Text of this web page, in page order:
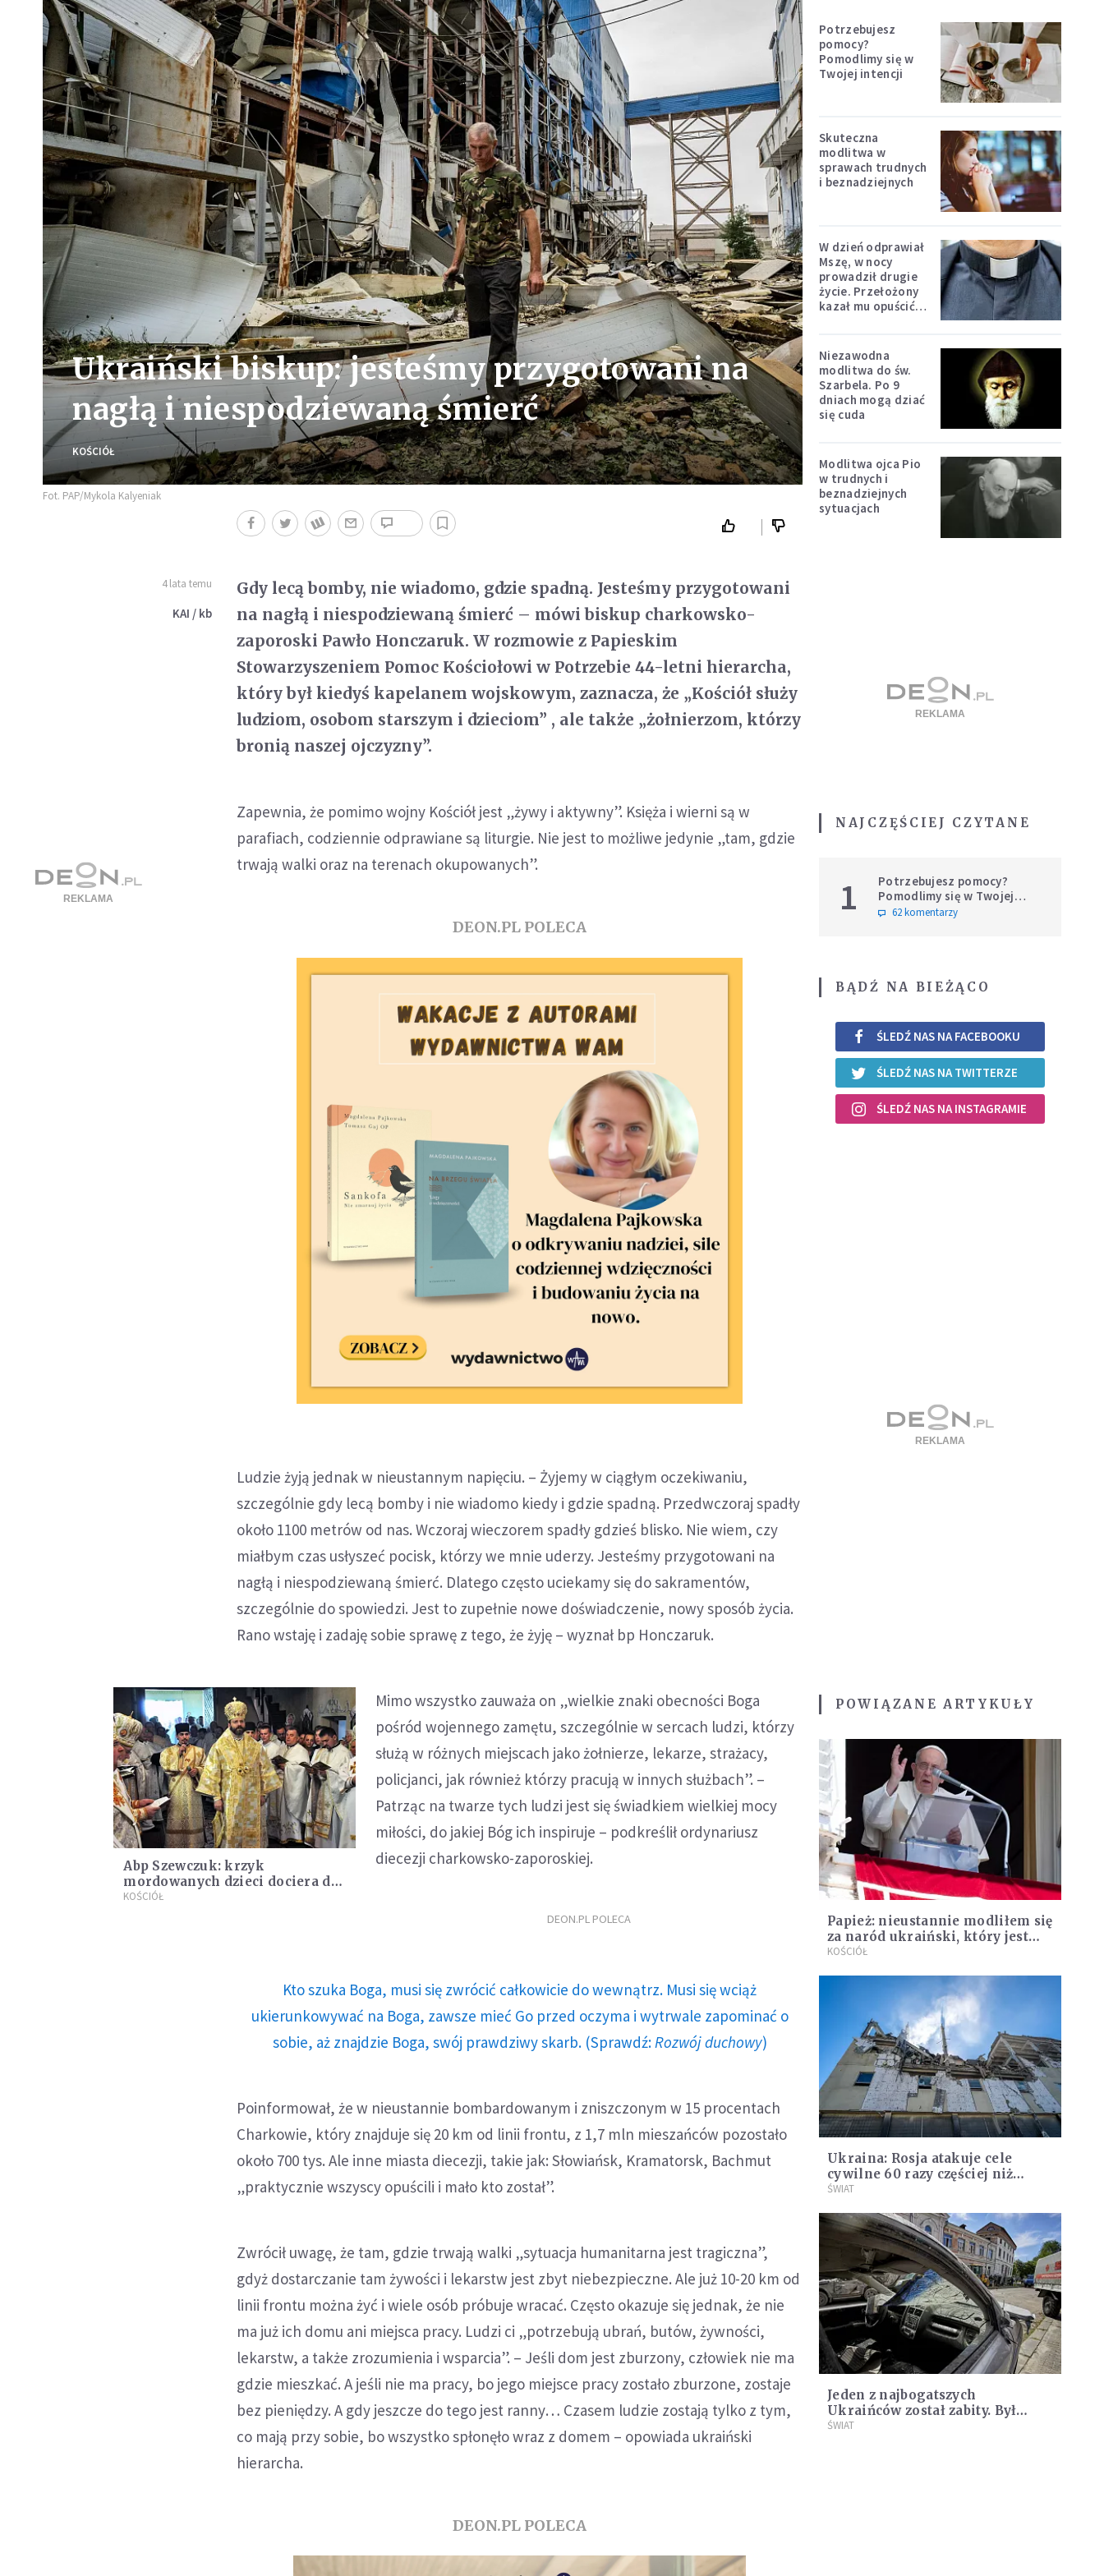
Ukraiński biskup: jesteśmy przygotowani na
nagłą i niespodziewaną śmierć
KOŚCIÓŁ
Fot. PAP/Mykola Kalyeniak
4 lata temu
KAI / kb
Gdy lecą bomby, nie wiadomo, gdzie spadną. Jesteśmy przygotowani
na nagłą i niespodziewaną śmierć – mówi biskup charkowsko-
zaporoski Pawło Honczaruk. W rozmowie z Papieskim
Stowarzyszeniem Pomoc Kościołowi w Potrzebie 44-letni hierarcha,
który był kiedyś kapelanem wojskowym, zaznacza, że „Kościół służy
ludziom, osobom starszym i dzieciom” , ale także „żołnierzom, którzy
bronią naszej ojczyzny”.
Zapewnia, że pomimo wojny Kościół jest „żywy i aktywny”. Księża i wierni są w
parafiach, codziennie odprawiane są liturgie. Nie jest to możliwe jedynie „tam, gdzie
trwają walki oraz na terenach okupowanych”.
DEON.PL POLECA
Ludzie żyją jednak w nieustannym napięciu. – Żyjemy w ciągłym oczekiwaniu,
szczególnie gdy lecą bomby i nie wiadomo kiedy i gdzie spadną. Przedwczoraj spadły
około 1100 metrów od nas. Wczoraj wieczorem spadły gdzieś blisko. Nie wiem, czy
miałbym czas usłyszeć pocisk, którzy we mnie uderzy. Jesteśmy przygotowani na
nagłą i niespodziewaną śmierć. Dlatego często uciekamy się do sakramentów,
szczególnie do spowiedzi. Jest to zupełnie nowe doświadczenie, nowy sposób życia.
Rano wstaję i zadaję sobie sprawę z tego, że żyję – wyznał bp Honczaruk.
Abp Szewczuk: krzyk
mordowanych dzieci dociera do
niebios
KOŚCIÓŁ
Mimo wszystko zauważa on „wielkie znaki obecności Boga
pośród wojennego zamętu, szczególnie w sercach ludzi, którzy
służą w różnych miejscach jako żołnierze, lekarze, strażacy,
policjanci, jak również którzy pracują w innych służbach”. –
Patrząc na twarze tych ludzi jest się świadkiem wielkiej mocy
miłości, do jakiej Bóg ich inspiruje – podkreślił ordynariusz
diecezji charkowsko-zaporoskiej.
DEON.PL POLECA
Kto szuka Boga, musi się zwrócić całkowicie do wewnątrz. Musi się wciąż
ukierunkowywać na Boga, zawsze mieć Go przed oczyma i wytrwale zapominać o
sobie, aż znajdzie Boga, swój prawdziwy skarb. (Sprawdź: Rozwój duchowy)
Poinformował, że w nieustannie bombardowanym i zniszczonym w 15 procentach
Charkowie, który znajduje się 20 km od linii frontu, z 1,7 mln mieszańców pozostało
około 700 tys. Ale inne miasta diecezji, takie jak: Słowiańsk, Kramatorsk, Bachmut
„praktycznie wszyscy opuścili i mało kto został”.
Zwrócił uwagę, że tam, gdzie trwają walki „sytuacja humanitarna jest tragiczna”,
gdyż dostarczanie tam żywości i lekarstw jest zbyt niebezpieczne. Ale już 10-20 km od
linii frontu można żyć i wiele osób próbuje wracać. Często okazuje się jednak, że nie
ma już ich domu ani miejsca pracy. Ludzi ci „potrzebują ubrań, butów, żywności,
lekarstw, a także zrozumienia i wsparcia”. – Jeśli dom jest zburzony, człowiek nie ma
gdzie mieszkać. A jeśli nie ma pracy, bo jego miejsce pracy zostało zburzone, zostaje
bez pieniędzy. A gdy jeszcze do tego jest ranny… Czasem ludzie zostają tylko z tym,
co mają przy sobie, bo wszystko spłonęło wraz z domem – opowiada ukraiński
hierarcha.
DEON.PL POLECA
Potrzebujesz
pomocy?
Pomodlimy się w
Twojej intencji
Skuteczna
modlitwa w
sprawach trudnych
i beznadziejnych
W dzień odprawiał
Mszę, w nocy
prowadził drugie
życie. Przełożony
kazał mu opuścić
Niezawodna
modlitwa do św.
Szarbela. Po 9
dniach mogą dziać
się cuda
Modlitwa ojca Pio
w trudnych i
beznadziejnych
sytuacjach
NAJCZĘŚCIEJ CZYTANE
1
Potrzebujesz pomocy?
Pomodlimy się w Twojej
intencji
62 komentarzy
BĄDŹ NA BIEŻĄCO
ŚLEDŹ NAS NA FACEBOOKU
ŚLEDŹ NAS NA TWITTERZE
ŚLEDŹ NAS NA INSTAGRAMIE
POWIĄZANE ARTYKUŁY
Papież: nieustannie modliłem się
za naród ukraiński, który jest
atakowany i dręczony
KOŚCIÓŁ
Ukraina: Rosja atakuje cele
cywilne 60 razy częściej niż
wojskowe
ŚWIAT
Jeden z najbogatszych
Ukraińców został zabity. Był
potentatem w handlu zbożem
ŚWIAT